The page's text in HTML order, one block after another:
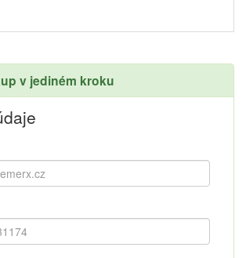
v jediném kroku